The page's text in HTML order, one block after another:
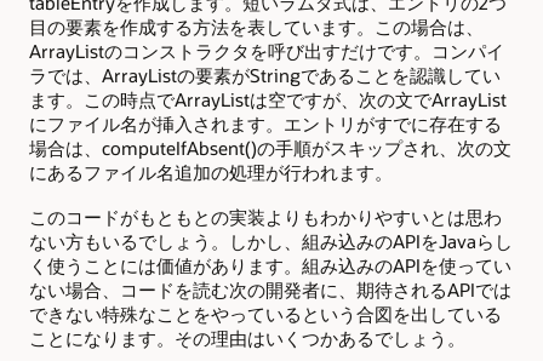
目の要素を作成する方法を表しています。この場合は、
ArrayListのコンストラクタを呼び出すだけです。コンパイ
ラでは、ArrayListの要素がStringであることを認識してい
ます。この時点でArrayListは空ですが、次の文でArrayList
にファイル名が挿入されます。エントリがすでに存在する
場合は、computeIfAbsent()の手順がスキップされ、次の文
にあるファイル名追加の処理が行われます。
このコードがもともとの実装よりもわかりやすいとは思わ
ない方もいるでしょう。しかし、組み込みのAPIをJavaらし
く使うことには価値があります。組み込みのAPIを使ってい
ない場合、コードを読む次の開発者に、期待されるAPIでは
できない特殊なことをやっているという合図を出している
ことになります。その理由はいくつかあるでしょう。